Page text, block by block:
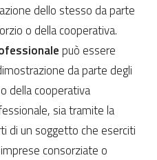
dello stesso da parte
o della cooperativa.
può essere
da parte degli
della cooperativa
sia tramite la
di un soggetto che eserciti
consorziate o